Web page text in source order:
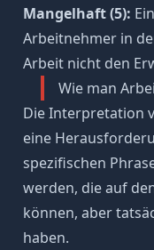
Mangelhaft (5):
Arbeitnehmer in
Arbeit nicht den
Wie man
Die Interpretation
eine
spezifischen
werden, die auf
können, aber
haben.